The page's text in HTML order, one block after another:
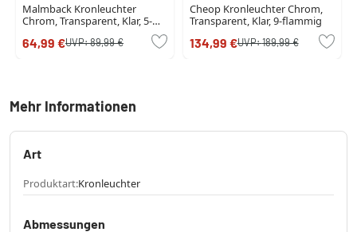
Malmback Kronleuchter
Chrom, Transparent, Klar, 5-
64,99 €UVP:89,99 €
Cheop Kronleuchter Chrom,
Transparent, Klar, 9-flammig
134,99 €UVP:189,99 €
Mehr Informationen
Art
Produktart:Kronleuchter
Abmessungen